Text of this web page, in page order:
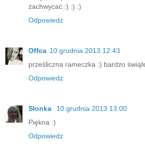
zachwycać :) :) :)
Odpowiedz
Offca 10 grudnia 2013 12:43
prześliczna rameczka :) bardzo
Odpowiedz
Slonka
10 grudnia 2013 13:00
Piękna :)
Odpowiedz